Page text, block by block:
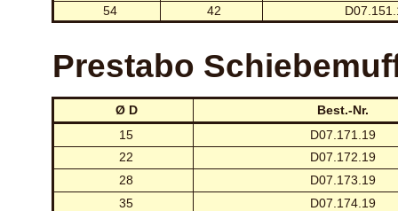
54
42
Prestabo
Ø D
Best.-Nr.
15
D07.171.19
22
D07.172.19
28
D07.173.19
35
D07.174.19